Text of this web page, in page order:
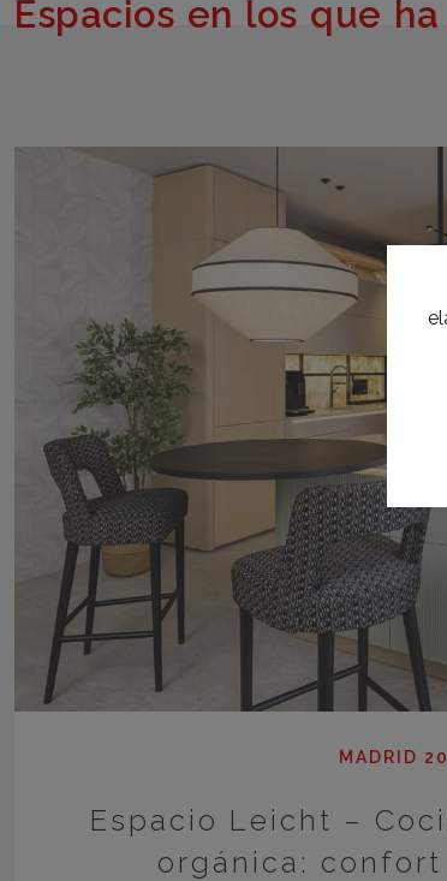
Espacios en los que
MADRID
Espacio Leicht –
orgánica: